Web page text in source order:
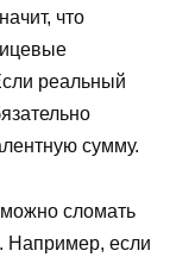
что
реальный
сумму.
сломать
Например, если